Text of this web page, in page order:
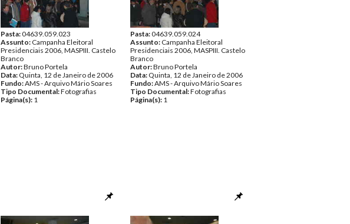
Pasta:04639.059.023
Assunto: Campanha Eleitoral
Presidenciais 2006, MASPIII. Castelo
Branco
Autor:Bruno Portela
Data: Quinta, 12 de Janeiro de 2006
Fundo:AMS - Arquivo Mário Soares
Tipo Documental:Fotografias
Página(s): 1
Pasta:04639.059.024
Assunto: Campanha Eleitoral
Presidenciais 2006, MASPIII. Castelo
Branco
Autor:Bruno Portela
Data: Quinta, 12 de Janeiro de 2006
Fundo:AMS - Arquivo Mário Soares
Tipo Documental:Fotografias
Página(s): 1